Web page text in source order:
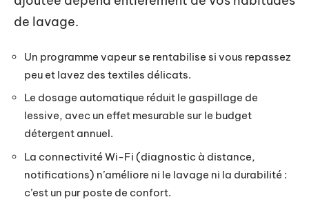
de lavage.
Un programme vapeur se rentabilise si vous repassez
peu et lavez des textiles délicats.
Le dosage automatique réduit le gaspillage de
lessive, avec un effet mesurable sur le budget
détergent annuel.
La connectivité Wi-Fi (diagnostic à distance,
notifications) n’améliore ni le lavage ni la durabilité :
c’est un pur poste de confort.